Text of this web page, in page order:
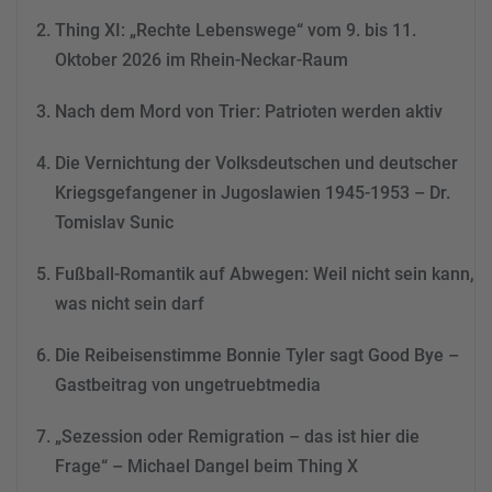
Mehr Informationen
Consent Management
&
Thing XI: „Rechte Lebenswege“ vom 9. bis 11.
Oktober 2026 im Rhein-Neckar-Raum
Nach dem Mord von Trier: Patrioten werden aktiv
Die Vernichtung der Volksdeutschen und deutscher
Kriegsgefangener in Jugoslawien 1945-1953 – Dr.
Tomislav Sunic
Fußball-Romantik auf Abwegen: Weil nicht sein kann,
was nicht sein darf
Die Reibeisenstimme Bonnie Tyler sagt Good Bye –
Gastbeitrag von ungetruebtmedia
„Sezession oder Remigration – das ist hier die
Frage“ – Michael Dangel beim Thing X